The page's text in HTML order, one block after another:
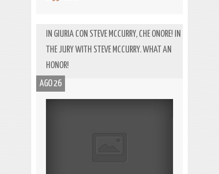
IN GIURIA CON STEVE MCCURRY, CHE ONORE! IN
THE JURY WITH STEVE MCCURRY. WHAT AN
HONOR!
AGO 26